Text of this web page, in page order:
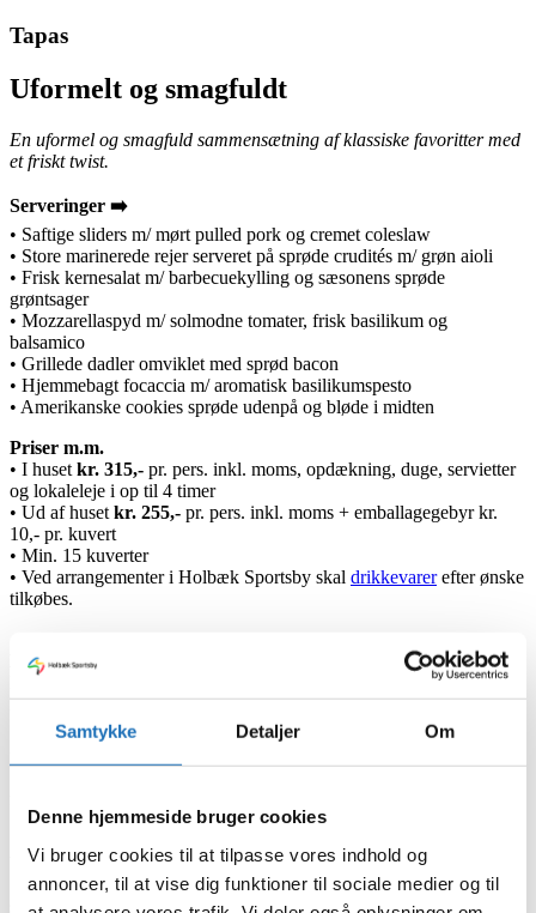
Samtykke Detaljer Om
Denne hjemmeside bruger cookies
Vi bruger cookies til at tilpasse vores indhold og
annoncer, til at vise dig funktioner til sociale medier og til
Tapas
Uformelt og smagfuldt
En uformel og smagfuld sammensætning af klassiske favoritter med
et friskt twist.
Serveringer ➡️
• Saftige sliders m/ mørt pulled pork og cremet coleslaw
• Store marinerede rejer serveret på sprøde crudités m/ grøn aioli
• Frisk kernesalat m/ barbecuekylling og sæsonens sprøde
grøntsager
• Mozzarellaspyd m/ solmodne tomater, frisk basilikum og
balsamico
• Grillede dadler omviklet med sprød bacon
• Hjemmebagt focaccia m/ aromatisk basilikumspesto
• Amerikanske cookies sprøde udenpå og bløde i midten
Priser m.m.
• I huset kr. 315,- pr. pers. inkl. moms, opdækning, duge, servietter
og lokaleleje i op til 4 timer
• Ud af huset kr. 255,- pr. pers. inkl. moms + emballagegebyr kr.
10,- pr. kuvert
• Min. 15 kuverter
• Ved arrangementer i Holbæk Sportsby skal drikkevarerefter ønske
tilkøbes.
Luksustapas
En elegant sammensætning af smagfulde serveringer med fokus på
kvalitet, sæson og delikate detaljer.
Serveringer
• Saftige tigerrejer serveret m/ grøn aioli og sprød, krydret chorizo
burratacreme, soltørret tomat og chimichurri
• Mør barbecueglaseret kylling supreme m/ frisk kernesalat af
sæsonens udvalgte grøntsager